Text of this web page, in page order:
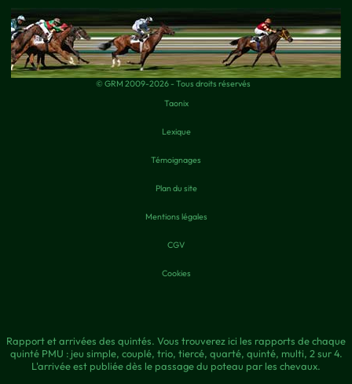
© GRM 2009-2026 - Tous droits réservés
Taonix
Lexique
Témoignages
Plan du site
Mentions légales
CGV
Cookies
Rapport et arrivées des quintés. Vous trouverez ici les rapports de chaque
quinté PMU : jeu simple, couplé, trio, tiercé, quarté, quinté, multi, 2 sur 4.
L'arrivée est publiée dès le passage du poteau par les chevaux.